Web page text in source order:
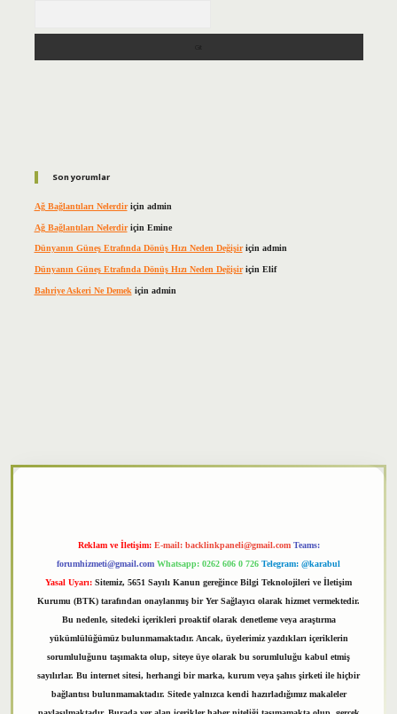
Son yorumlar
Ağ Bağlantıları Nelerdiriçin admin
Ağ Bağlantıları Nelerdiriçin Emine
Dünyanın Güneş Etrafında Dönüş Hızı Neden Değişiriçin admin
Dünyanın Güneş Etrafında Dönüş Hızı Neden Değişiriçin Elif
Bahriye Askeri Ne Demek için admin
Reklam ve İletişim: E-mail: backlinkpaneli@gmail.com Teams:
forumhizmeti@gmail.com Whatsapp: 0262 606 0 726 Telegram: @karabul
Yasal Uyarı: Sitemiz, 5651 Sayılı Kanun gereğince Bilgi Teknolojileri ve İletişim
Kurumu (BTK) tarafından onaylanmış bir Yer Sağlayıcı olarak hizmet vermektedir.
Bu nedenle, sitedeki içerikleri proaktif olarak denetleme veya araştırma
yükümlülüğümüz bulunmamaktadır. Ancak, üyelerimiz yazdıkları içeriklerin
sorumluluğunu taşımakta olup, siteye üye olarak bu sorumluluğu kabul etmiş
sayılırlar. Bu internet sitesi, herhangi bir marka, kurum veya şahıs şirketi ile hiçbir
bağlantısı bulunmamaktadır. Sitede yalnızca kendi hazırladığımız makaleler